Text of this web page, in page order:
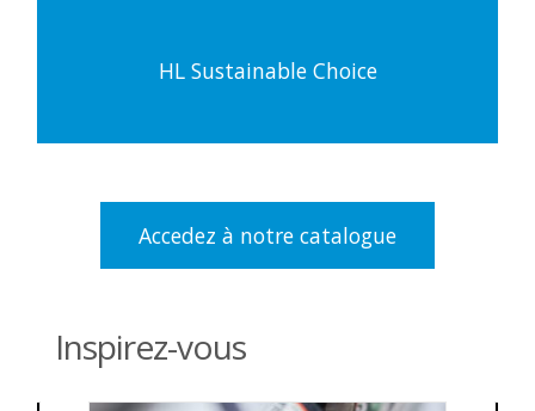
HL Sustainable Choice
Accedez à notre catalogue
Inspirez-vous